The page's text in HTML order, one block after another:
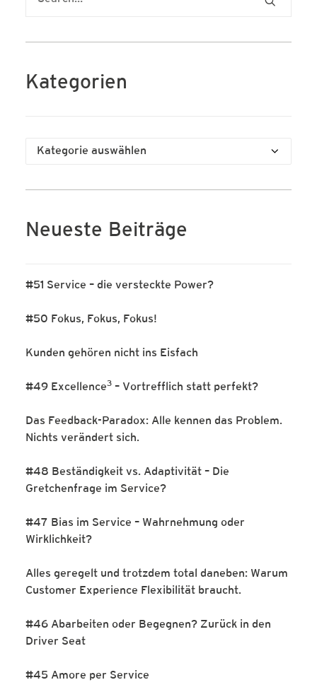
Kategorien
Kategorien
Neueste Beiträge
#51 Service – die versteckte Power?
#50 Fokus, Fokus, Fokus!
Kunden gehören nicht ins Eisfach
#49 Excellence3 – Vortrefflich statt perfekt?
Das Feedback-Paradox: Alle kennen das Problem.
Nichts verändert sich.
#48 Beständigkeit vs. Adaptivität – Die
Gretchenfrage im Service?
#47 Bias im Service – Wahrnehmung oder
Wirklichkeit?
Alles geregelt und trotzdem total daneben: Warum
Customer Experience Flexibilität braucht.
#46 Abarbeiten oder Begegnen? Zurück in den
Driver Seat
#45 Amore per Service